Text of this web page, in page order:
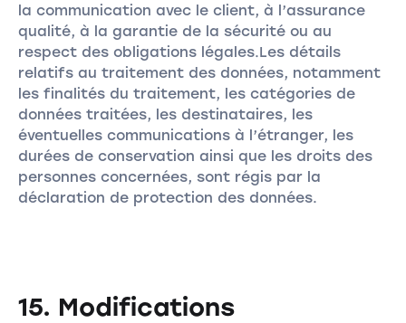
la communication avec le client, à l’assurance
qualité, à la garantie de la sécurité ou au
respect des obligations légales.Les détails
relatifs au traitement des données, notamment
les finalités du traitement, les catégories de
données traitées, les destinataires, les
éventuelles communications à l’étranger, les
durées de conservation ainsi que les droits des
personnes concernées, sont régis par la
déclaration de protection des données.
15. Modifications